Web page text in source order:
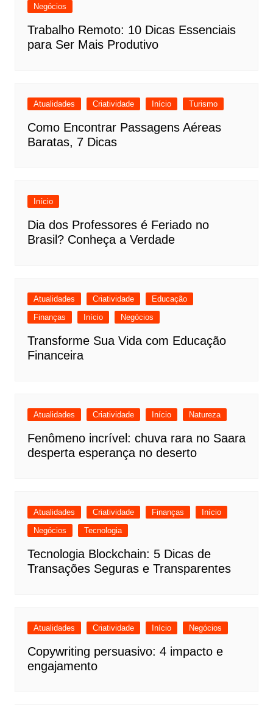
Negócios
Trabalho Remoto: 10 Dicas Essenciais
para Ser Mais Produtivo
Atualidades Criatividade Início Turismo
Como Encontrar Passagens Aéreas
Baratas, 7 Dicas
Início
Dia dos Professores é Feriado no
Brasil? Conheça a Verdade
Atualidades Criatividade
Educação
Finanças
Início Negócios
Transforme Sua Vida com Educação
Financeira
Atualidades Criatividade Início Natureza
Fenômeno incrível: chuva rara no Saara
desperta esperança no deserto
Atualidades Criatividade Finanças
Início
Negócios
Tecnologia
Tecnologia Blockchain: 5 Dicas de
Transações Seguras e Transparentes
Atualidades Criatividade Início Negócios
Copywriting persuasivo: 4 impacto e
engajamento